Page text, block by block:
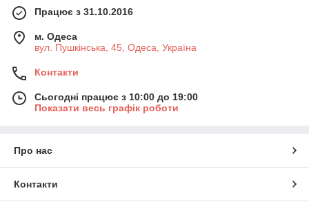
Працює з 31.10.2016
м. Одеса
вул. Пушкінська, 45, Одеса, Україна
Контакти
Сьогодні працює з 10:00 до 19:00
Показати весь графік роботи
Про нас
Контакти